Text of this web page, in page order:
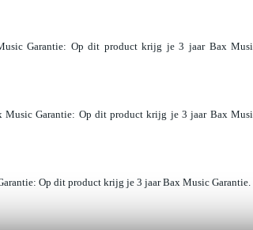
Garantie: Op dit product krijg je 3 jaar Bax
Music Garantie: Op dit product krijg je 3 jaar Bax
: Op dit product krijg je 3 jaar Bax Music Garantie.